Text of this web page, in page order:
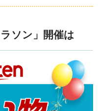
ソン」開催は